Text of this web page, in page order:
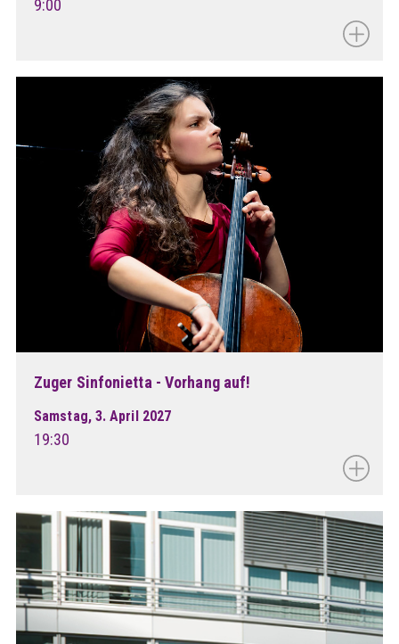
9:00
Zuger Sinfonietta - Vorhang auf!
Samstag, 3. April 2027
19:30